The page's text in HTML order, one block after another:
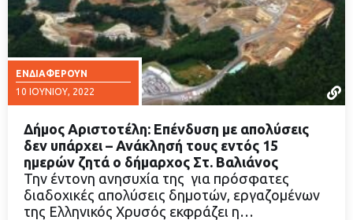
ΕΝΔΙΑΦΈΡΟΥΝ
10 ΙΟΥΝΊΟΥ, 2022
ΔΙΑΒΑΣΤΕ ΠΕΡΙΣΣΟΤΕΡΑ
Δήμος Αριστοτέλη: Επένδυση με απολύσεις
δεν υπάρχει – Ανάκλησή τους εντός 15
ημερών ζητά ο δήμαρχος Στ. Βαλιάνος
Την έντονη ανησυχία της για πρόσφατες
διαδοχικές απολύσεις δημοτών, εργαζομένων
της Ελληνικός Χρυσός εκφράζει η…